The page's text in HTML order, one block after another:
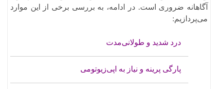
آگاهانه ضروری است. در ادامه، به بررسی برخی از این موارد
می‌پردازیم:​
درد شدید و طولانی‌مدت
پارگی پرینه و نیاز به اپی‌زیوتومی